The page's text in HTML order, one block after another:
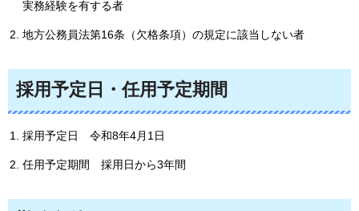
実務経験を有する者
地方公務員法第16条（欠格条項）の規定に該当しない者
採用予定日・任用予定期間
採用予定日 令和8年4月1日
任用予定期間 採用日から3年間